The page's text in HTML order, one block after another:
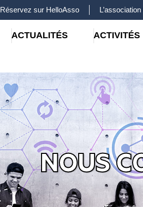
Réservez sur HelloAsso
ACTUALITÉS ACTIVITÉS
NOUS